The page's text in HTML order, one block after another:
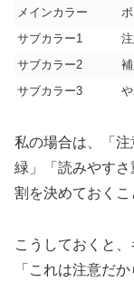
メインカラー
サブカラー1
サブカラー2
サブカラー3
私の場合は、「
緑」「読みやす
割を決めておくこ
こうしておくと
「これは注意だ